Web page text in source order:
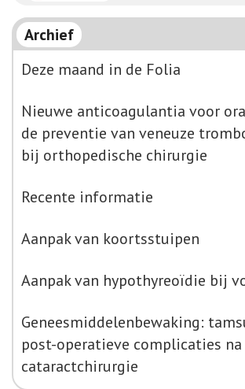
Archief
Deze maand in de Folia
Nieuwe anticoagulantia voor
de preventie van veneuze
bij orthopedische chirurgie
Recente informatie
Aanpak van koortsstuipen
Aanpak van hypothyreoïdie bij
Geneesmiddelenbewaking:
post-operatieve complicaties na
cataractchirurgie